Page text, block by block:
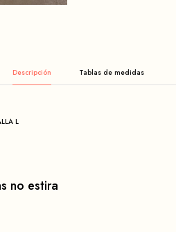
Descripción
L
no estira